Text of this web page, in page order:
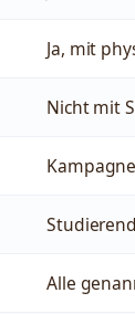
Ja, mit
Nicht mit
Alle